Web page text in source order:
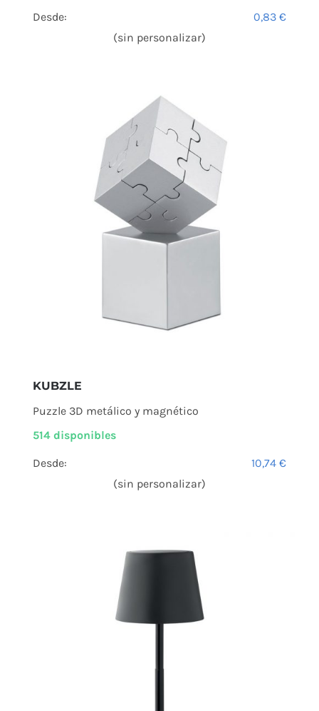
Desde: 0,83€
(sin personalizar)
KUBZLE
Puzzle 3D metálico y magnético
514 disponibles
Desde: 10,74€
(sin personalizar)